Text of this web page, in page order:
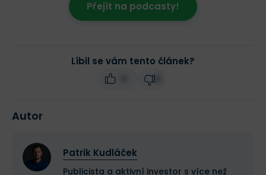
Přejít na podcasty!
Líbil se vám tento článek?
Autor
Patrik Kudláček
Publicista a aktivní investor s více než